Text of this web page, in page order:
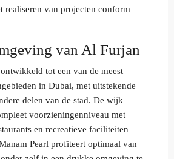
realiseren van projecten conform
van Al Furjan
tot een van de meest
in Dubai, met uitstekende
delen van de stad. De wijk
voorzieningenniveau met
en recreatieve faciliteiten
Pearl profiteert optimaal van